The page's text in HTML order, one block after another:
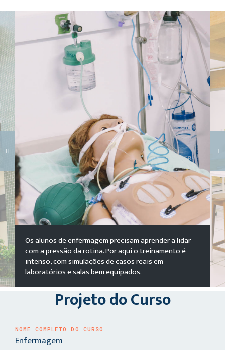
Carregando galeria...
Os alunos de enfermagem precisam aprender a lidar
com a pressão da rotina. Por aqui o treinamento é
intenso, com simulações de casos reais em
laboratórios e salas bem equipados.
Projeto do Curso
NOME COMPLETO DO CURSO
Enfermagem